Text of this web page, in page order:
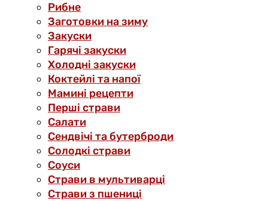
Рибне
Заготовки на зиму
Закуски
Гарячі закуски
Холодні закуски
Коктейлі та напої
Мамині рецепти
Перші страви
Салати
Сендвічі та бутерброди
Солодкі страви
Соуси
Страви в мультиварці
Страви з пшениці